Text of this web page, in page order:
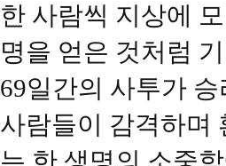
한 사람씩 지상에
명을 얻은 것처럼
69일간의 사투가
사람들이 감격하며